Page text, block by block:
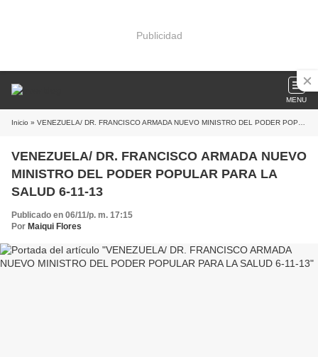
Publicidad
MENU
Inicio » VENEZUELA/ DR. FRANCISCO ARMADA NUEVO MINISTRO DEL PODER POPULAR PARA LA SALUD 6-11-13
VENEZUELA/ DR. FRANCISCO ARMADA NUEVO
MINISTRO DEL PODER POPULAR PARA LA
SALUD 6-11-13
Publicado en 06/11/p. m. 17:15
Por Maiqui Flores